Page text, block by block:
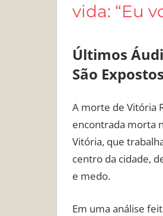
vida: “Eu
Últimos
São Expostos
A morte de Vitória
encontrada morta
Vitória, que
centro da cidade,
e medo.
Em uma análise